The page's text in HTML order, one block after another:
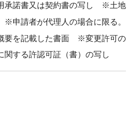
承諾書又は契約書の写し ※土地
申請者が代理人の場合に限る。
要を記載した書面 ※変更許可の
関する許認可証（書）の写し